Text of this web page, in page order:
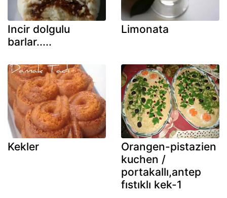
Incir dolgulu
barlar.....
Limonata
Kekler
Orangen-pistazien
kuchen /
portakallı,antep
fıstıklı kek-1